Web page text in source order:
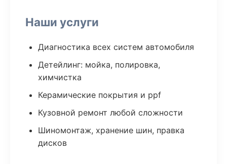
Наши услуги
Диагностика всех систем автомобиля
Детейлинг: мойка, полировка,
химчистка
Керамические покрытия и ppf
Кузовной ремонт любой сложности
Шиномонтаж, хранение шин, правка
дисков